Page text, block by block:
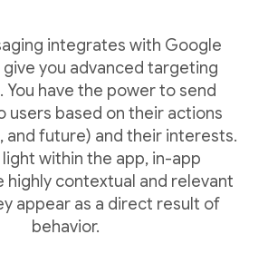
integrates with Google
you advanced targeting
You have the power to send
users based on their actions
and future) and their interests.
within the app, in-app
highly contextual and relevant
appear as a direct result of
behavior.